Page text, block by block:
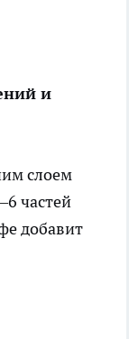
и
слоем
частей
добавит